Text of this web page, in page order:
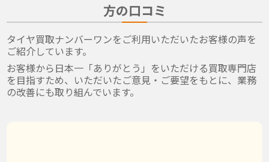
方の口コミ
タイヤ買取ナンバーワンをご利用いただいたお客様の声を
ご紹介しています。
お客様から日本一「ありがとう」をいただける買取専門店
を目指すため、いただいたご意見・ご要望をもとに、業務
の改善にも取り組んでいます。